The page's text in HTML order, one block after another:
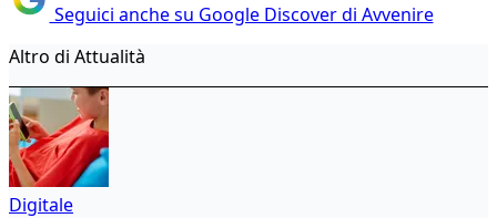
Seguici anche su Google Discover di Avvenire
Altro di Attualità
Digitale